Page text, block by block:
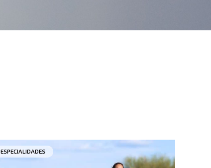
ESPECIALIDADES